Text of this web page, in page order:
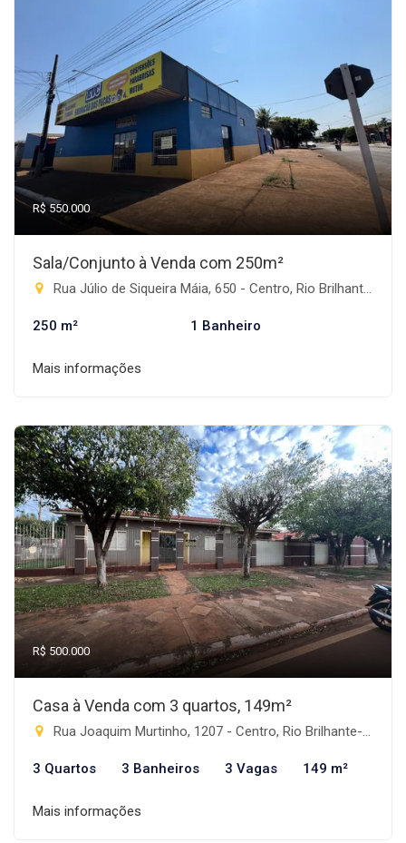
R$ 550.000
Sala/Conjunto à Venda com 250m²
Rua Júlio de Siqueira Máia, 650 - Centro, Rio Brilhante-MS
250 m² 1 Banheiro
Mais informações
R$ 500.000
Casa à Venda com 3 quartos, 149m²
Rua Joaquim Murtinho, 1207 - Centro, Rio Brilhante-MS
3 Quartos 3 Banheiros 3 Vagas 149 m²
Mais informações